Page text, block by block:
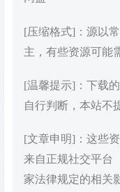
[压缩格式]：源以
主，有些资源可能
[温馨提示]：下载
自行判断，本站不
[文章申明]：这些
来自正规社交平台
家法律规定的相关